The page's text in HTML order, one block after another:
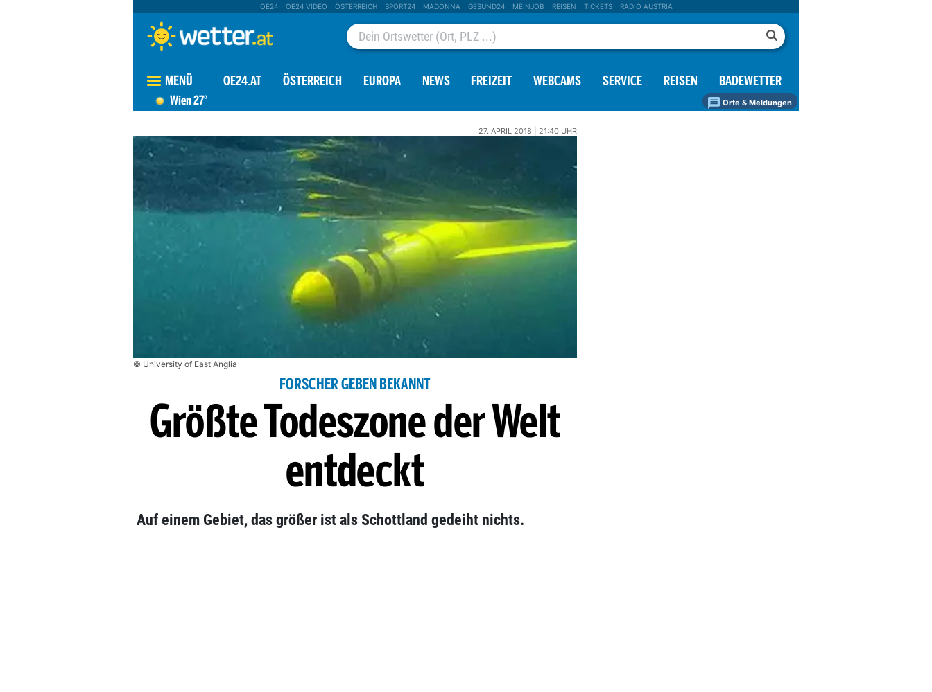
OE24 OE24 VIDEO ÖSTERREICH SPORT24 MADONNA GESUND24 MEINJOB REISEN TICKETS RADIO AUSTRIA
MENÜ OE24.AT ÖSTERREICH EUROPA NEWS FREIZEIT WEBCAMS SERVICE REISEN BADEWETTER
Wien27° Orte & Meldungen
27. APRIL 2018 | 21:40 UHR
© University of East Anglia
FORSCHER GEBEN BEKANNT
Größte Todeszone der Welt
entdeckt
Auf einem Gebiet, das größer ist als Schottland gedeiht nichts.